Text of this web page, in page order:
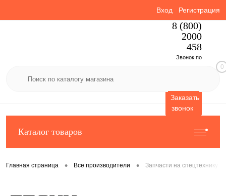
Вход Регистрация
8 (800)
2000
458
Звонок по
Заказать
звонок
0
Каталог товаров
Главная страница • Все производители • Запчасти на спецтехнику